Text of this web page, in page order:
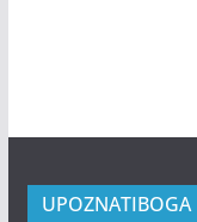
UPOZNATIBOGA